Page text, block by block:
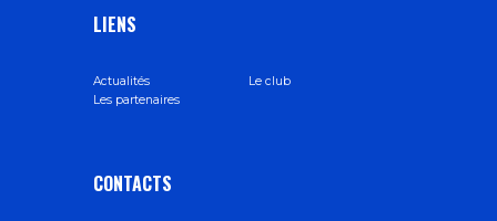
LIENS
Actualités
Le club
Les partenaires
CONTACTS